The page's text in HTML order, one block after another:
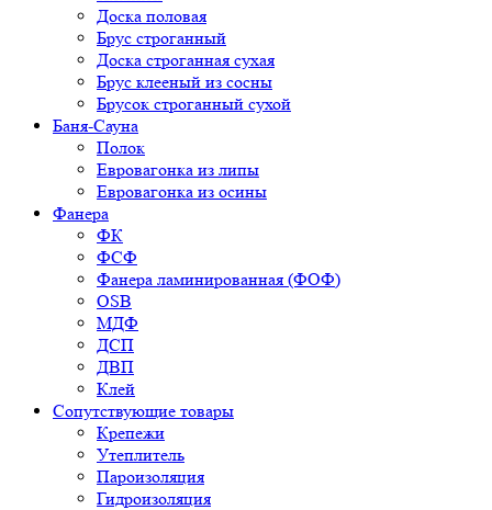
Доска половая
Брус строганный
Доска строганная сухая
Брус клееный из сосны
Брусок строганный сухой
Баня-Сауна
Полок
Евровагонка из липы
Евровагонка из осины
Фанера
ФК
ФСФ
Фанера ламинированная (ФОФ)
OSB
МДФ
ДСП
ДВП
Клей
Сопутствующие товары
Крепежи
Утеплитель
Пароизоляция
Гидроизоляция